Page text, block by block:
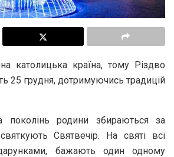
католицька країна, тому Різдво
25 грудня, дотримуючись традицій
поколінь родини збираються за
Святвечір. На святі всі
бажають один одному